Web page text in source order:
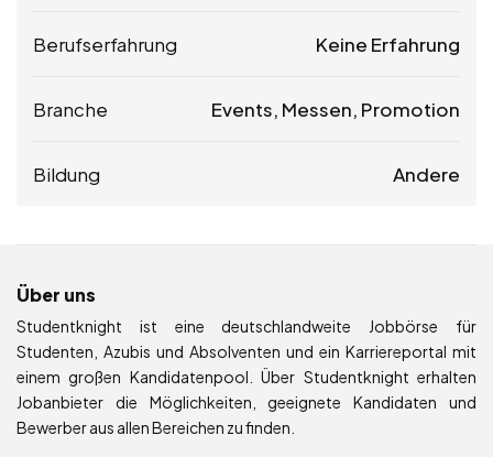
Berufserfahrung Keine Erfahrung
Branche Events, Messen, Promotion
Bildung Andere
Über uns
Studentknight ist eine deutschlandweite Jobbörse für
Studenten, Azubis und Absolventen und ein Karriereportal mit
einem großen Kandidatenpool. Über Studentknight erhalten
Jobanbieter die Möglichkeiten, geeignete Kandidaten und
Bewerber aus allen Bereichen zu finden.